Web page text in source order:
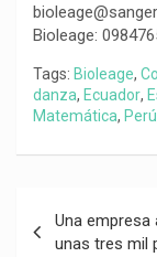
Bioleage:
Tags: Bioleage,
danza, Ecuador,
Matemática, Perú
de
Una empresa
unas tres mil